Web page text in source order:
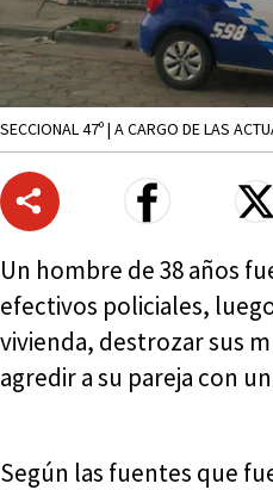
SECCIONAL 47º | A CARGO DE LAS
Un hombre de 38 años
efectivos policiales,
vivienda, destrozar sus
agredir a su pareja con
Según las fuentes que